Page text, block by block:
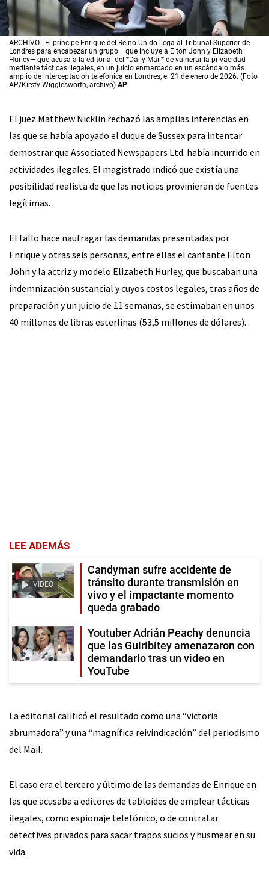
ARCHIVO - El príncipe Enrique del Reino Unido llega al Tribunal Superior de
Londres para encabezar un grupo —que incluye a Elton John y Elizabeth
Hurley— que acusa a la editorial del *Daily Mail* de vulnerar la privacidad
mediante tácticas ilegales, en un juicio enmarcado en un escándalo más
amplio de interceptación telefónica en Londres, el 21 de enero de 2026. (Foto
AP/Kirsty Wigglesworth, archivo) AP
El juez Matthew Nicklin rechazó las amplias inferencias en
las que se había apoyado el duque de Sussex para intentar
demostrar que Associated Newspapers Ltd. había incurrido en
actividades ilegales. El magistrado indicó que existía una
posibilidad realista de que las noticias provinieran de fuentes
legítimas.
El fallo hace naufragar las demandas presentadas por
Enrique y otras seis personas, entre ellas el cantante Elton
John y la actriz y modelo Elizabeth Hurley, que buscaban una
indemnización sustancial y cuyos costos legales, tras años de
preparación y un juicio de 11 semanas, se estimaban en unos
40 millones de libras esterlinas (53,5 millones de dólares).
LEE ADEMÁS
VIDEO
Candyman sufre accidente de
tránsito durante transmisión en
vivo y el impactante momento
queda grabado
Youtuber Adrián Peachy denuncia
que las Guiribitey amenazaron con
demandarlo tras un video en
YouTube
La editorial calificó el resultado como una “victoria
abrumadora” y una “magnífica reivindicación” del periodismo
del Mail.
El caso era el tercero y último de las demandas de Enrique en
las que acusaba a editores de tabloides de emplear tácticas
ilegales, como espionaje telefónico, o de contratar
detectives privados para sacar trapos sucios y husmear en su
vida.